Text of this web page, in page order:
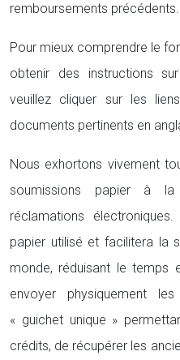
remboursements précédents.
Pour mieux comprendre le
obtenir des instructions
veuillez cliquer sur les
documents pertinents en
Nous exhortons vivement
soumissions papier à
réclamations
papier utilisé et facilitera la
monde, réduisant le temps
envoyer physiquement
« guichet unique »
crédits, de récupérer les